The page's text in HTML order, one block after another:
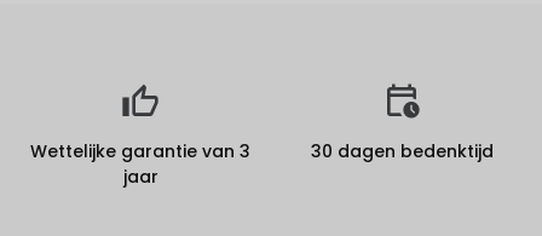
Wettelijke garantie van 3
jaar
30 dagen bedenktijd